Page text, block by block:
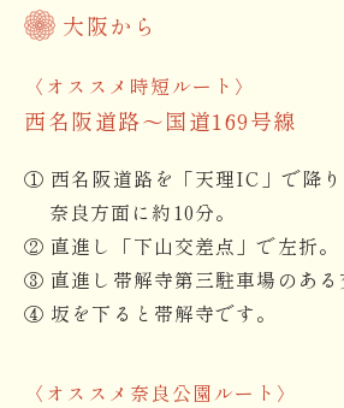
大阪から
〈オススメ時短ルート〉
西名阪道路～国道169号線
① 西名阪道路を「天理IC」で降
奈良方面に約10分。
② 直進し「下山交差点」で左折。
③ 直進し帯解寺第三駐車場のある
④ 坂を下ると帯解寺です。
〈オススメ奈良公園ルート〉